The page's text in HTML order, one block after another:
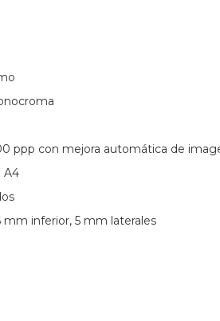
ppp con mejora automática de
A4
mm inferior, 5 mm laterales